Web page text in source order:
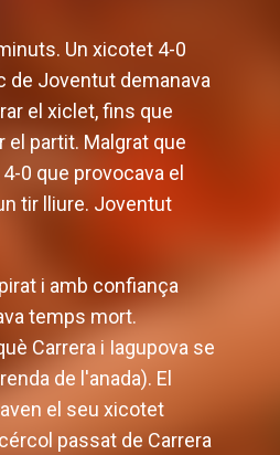
Un xicotet 4-0
de Joventut demanava
el xiclet, fins que
el partit. Malgrat que
0 que provocava el
tir lliure. Joventut
i amb confiança
temps mort.
Carrera i Iagupova se
de l'anada). El
el seu xicotet
passat de Carrera